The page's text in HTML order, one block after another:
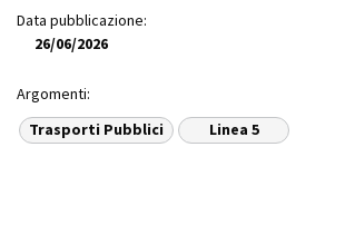
Data pubblicazione:
26/06/2026
Argomenti:
Trasporti Pubblici
Linea 5